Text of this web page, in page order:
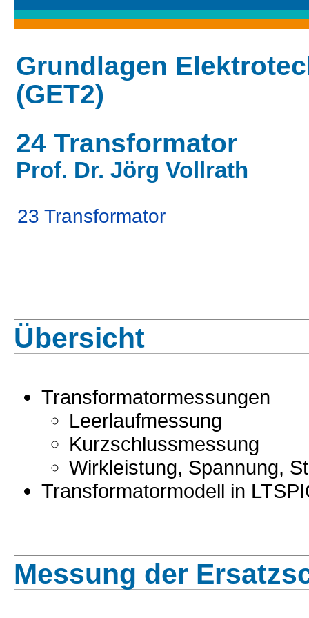
Grundlagen
(GET2)
24 Transformator
Prof. Dr. Jörg Vollrath
23 Transformator
Übersicht
Transformatormessungen
Leerlaufmessung
Kurzschlussmessung
Wirkleistung, Spannung,
Transformatormodell in
Messung der